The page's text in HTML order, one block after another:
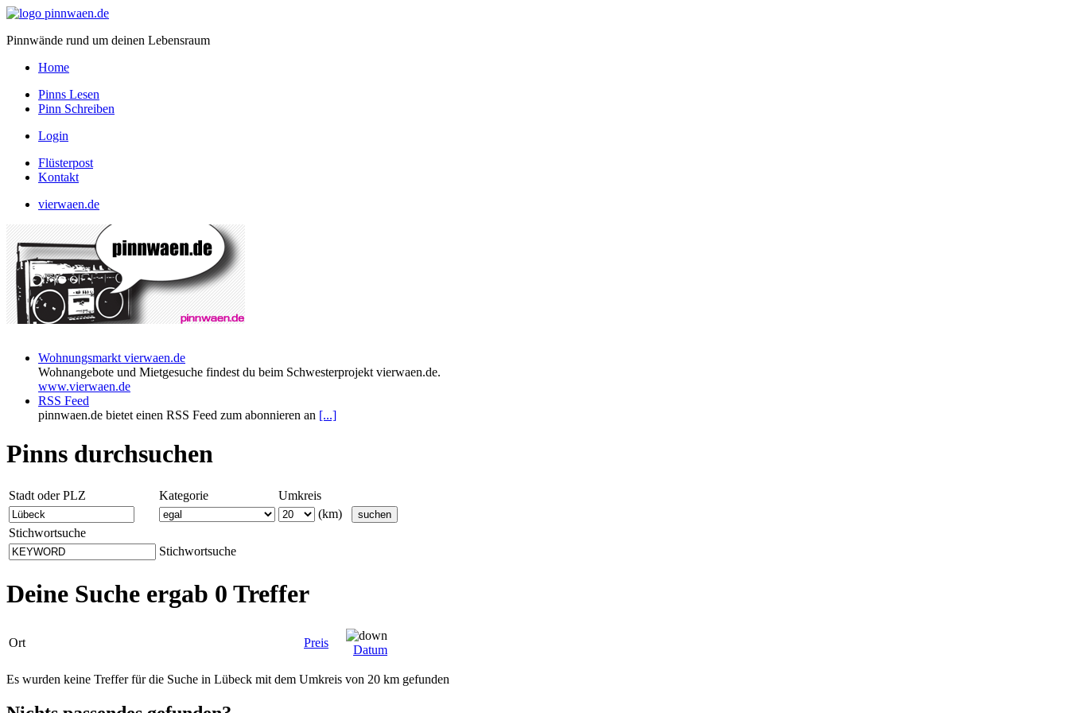
Pinnwände rund um deinen Lebensraum
Home
Pinns Lesen
Pinn Schreiben
Login
Flüsterpost
Kontakt
vierwaen.de
Wohnungsmarkt vierwaen.de
Wohnangebote und Mietgesuche findest du beim Schwesterprojekt vierwaen.de.
www.vierwaen.de
RSS Feed
pinnwaen.de bietet einen RSS Feed zum abonnieren an [...]
Pinns durchsuchen
Stadt oder PLZ Kategorie
Umkreis
(km)
Stichwortsuche
Stichwortsuche
Deine Suche ergab 0 Treffer
Ort Preis
Datum
Es wurden keine Treffer für die Suche in Lübeck mit dem Umkreis von 20 km gefunden